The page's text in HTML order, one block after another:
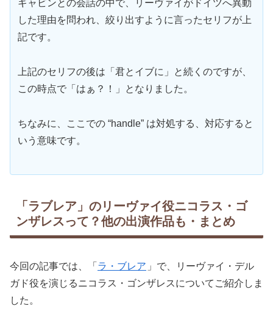
ギャビンとの会話の中で、リーヴァイがドイツへ異動
した理由を問われ、絞り出すように言ったセリフが上
記です。
上記のセリフの後は「君とイブに」と続くのですが、
この時点で「はぁ？！」となりました。
ちなみに、ここでの “handle” は対処する、対応すると
いう意味です。
「ラブレア」のリーヴァイ役ニコラス・ゴ
ンザレスって？他の出演作品も・まとめ
今回の記事では、「 ラ・ブレア 」で、リーヴァイ・デル
ガド役を演じるニコラス・ゴンザレスについてご紹介しま
した。